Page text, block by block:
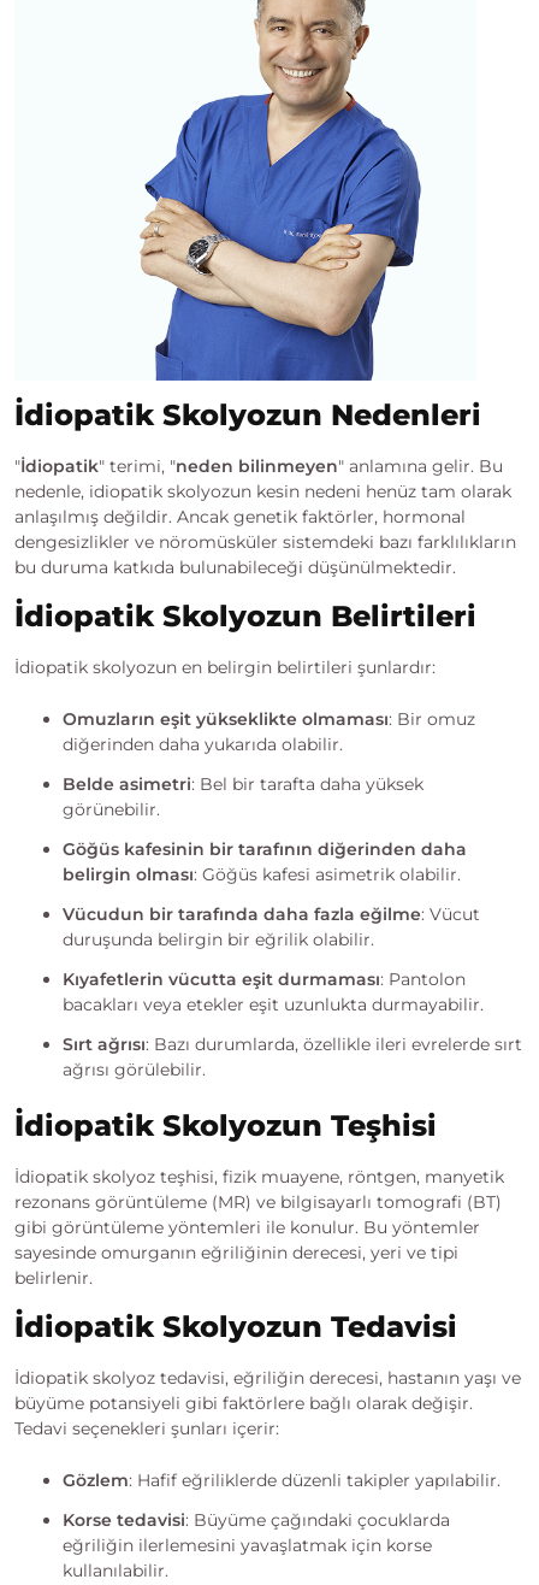
İdiopatik Skolyozun Nedenleri
"İdiopatik" terimi, "neden bilinmeyen" anlamına gelir. Bu
nedenle, idiopatik skolyozun kesin nedeni henüz tam olarak
anlaşılmış değildir. Ancak genetik faktörler, hormonal
dengesizlikler ve nöromüsküler sistemdeki bazı farklılıkların
bu duruma katkıda bulunabileceği düşünülmektedir.
İdiopatik Skolyozun Belirtileri
İdiopatik skolyozun en belirgin belirtileri şunlardır:
Omuzların eşit yükseklikte olmaması: Bir omuz
diğerinden daha yukarıda olabilir.
Belde asimetri: Bel bir tarafta daha yüksek
görünebilir.
Göğüs kafesinin bir tarafının diğerinden daha
belirgin olması: Göğüs kafesi asimetrik olabilir.
Vücudun bir tarafında daha fazla eğilme: Vücut
duruşunda belirgin bir eğrilik olabilir.
Kıyafetlerin vücutta eşit durmaması: Pantolon
bacakları veya etekler eşit uzunlukta durmayabilir.
Sırt ağrısı: Bazı durumlarda, özellikle ileri evrelerde sırt
ağrısı görülebilir.
İdiopatik Skolyozun Teşhisi
İdiopatik skolyoz teşhisi, fizik muayene, röntgen, manyetik
rezonans görüntüleme (MR) ve bilgisayarlı tomografi (BT)
gibi görüntüleme yöntemleri ile konulur. Bu yöntemler
sayesinde omurganın eğriliğinin derecesi, yeri ve tipi
belirlenir.
İdiopatik Skolyozun Tedavisi
İdiopatik skolyoz tedavisi, eğriliğin derecesi, hastanın yaşı ve
büyüme potansiyeli gibi faktörlere bağlı olarak değişir.
Tedavi seçenekleri şunları içerir:
Gözlem: Hafif eğriliklerde düzenli takipler yapılabilir.
Korse tedavisi: Büyüme çağındaki çocuklarda
eğriliğin ilerlemesini yavaşlatmak için korse
kullanılabilir.